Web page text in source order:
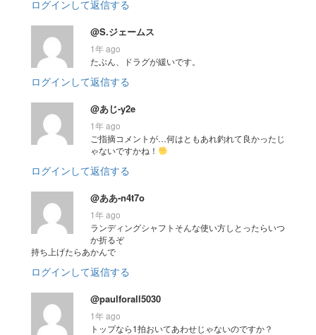
ログインして返信する
@S.ジェームス
1年 ago
たぶん、ドラグが緩いです。
ログインして返信する
@あじ-y2e
1年 ago
ご指摘コメントが…何はともあれ釣れて良かったじ
ゃないですかね！
ログインして返信する
@ああ-n4t7o
1年 ago
ランディングシャフトそんな使い方しとったらいつ
か折るぞ
持ち上げたらあかんで
ログインして返信する
@paulforall5030
1年 ago
トップなら1拍おいてあわせじゃないのですか？